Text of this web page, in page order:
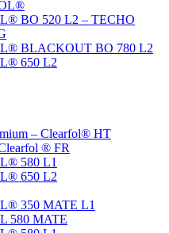
BO 520 L2 – TECHO
BLACKOUT BO 780 L2
650 L2
– Clearfol® HT
® FR
580 L1
650 L2
350 MATE L1
580 MATE